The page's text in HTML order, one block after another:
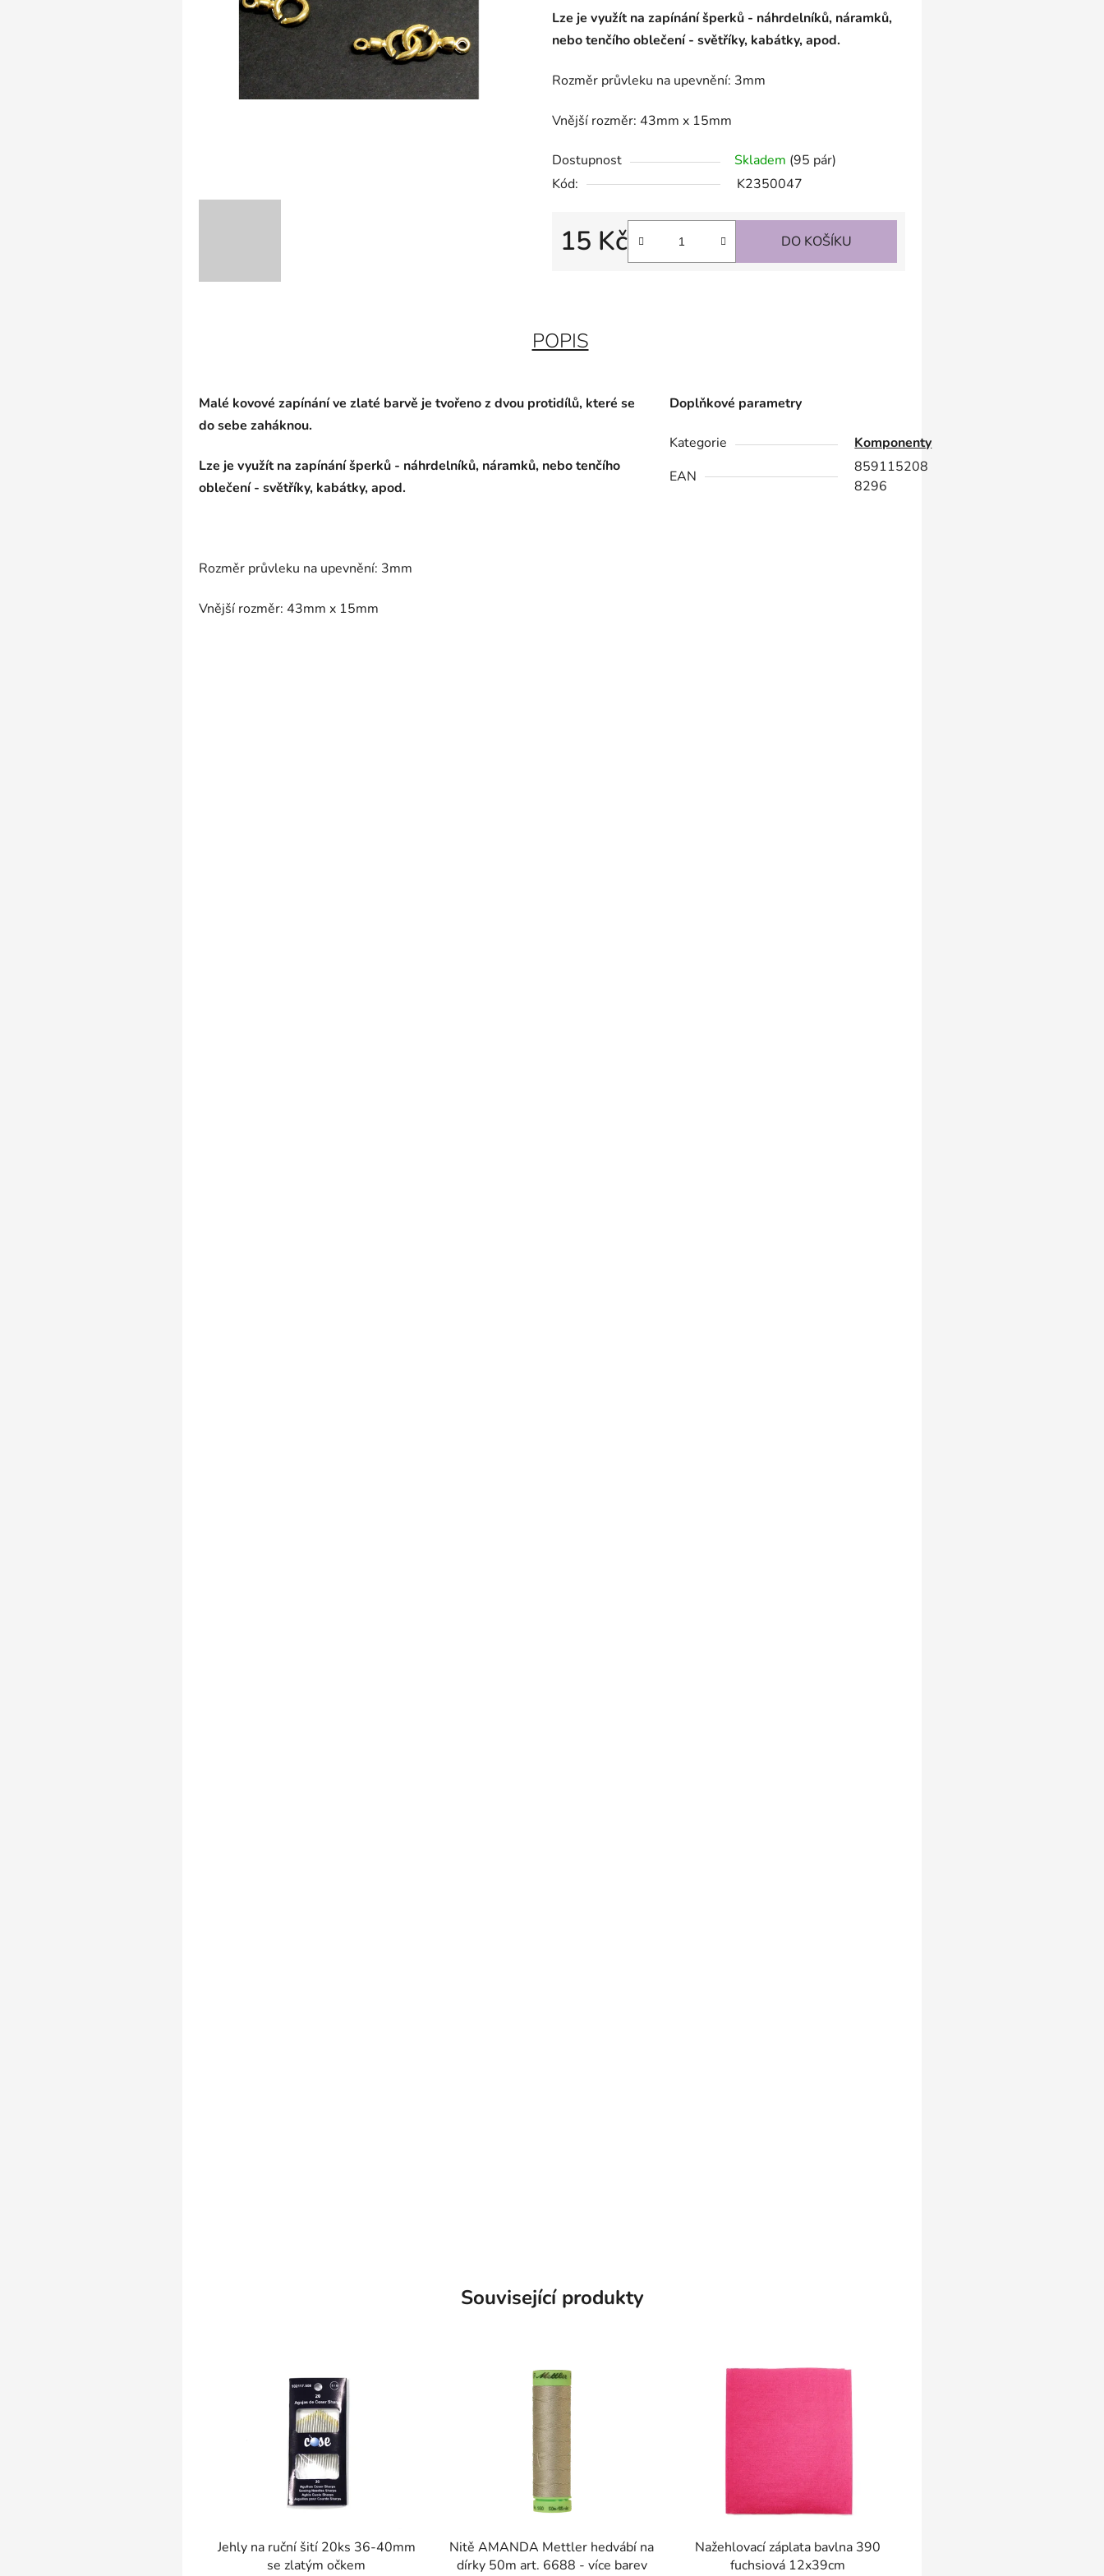
Lze je využít na zapínání šperků - náhrdelníků, náramků,
nebo tenčího oblečení - světříky, kabátky, apod.
Rozměr průvleku na upevnění: 3mm
Vnější rozměr: 43mm x 15mm
Dostupnost Skladem (95 pár)
Kód:
K2350047
15 Kč
Měrná cena:
DO KOŠÍKU
POPIS
Malé kovové zapínání ve zlaté barvě je tvořeno z dvou protidílů, které se
do sebe zaháknou.
Lze je využít na zapínání šperků - náhrdelníků, náramků, nebo tenčího
oblečení - světříky, kabátky, apod.
Rozměr průvleku na upevnění: 3mm
Vnější rozměr: 43mm x 15mm
Doplňkové parametry
Kategorie
Komponenty
EAN
859115208
8296
Související produkty
Jehly na ruční šití 20ks 36-40mm
se zlatým očkem
Nitě AMANDA Mettler hedvábí na
dírky 50m art. 6688 - více barev
Nažehlovací záplata bavlna 390
fuchsiová 12x39cm